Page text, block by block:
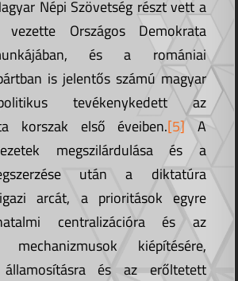
Népi Szövetség részt vett a
vezette Országos Demokrata
és a romániai
is jelentős számú magyar
tevékenykedett az
korszak első éveiben.[5]A
megszilárdulása és a
után a diktatúra
arcát, a prioritások egyre
centralizációra és az
mechanizmusok kiépítésére,
és az erőltetett